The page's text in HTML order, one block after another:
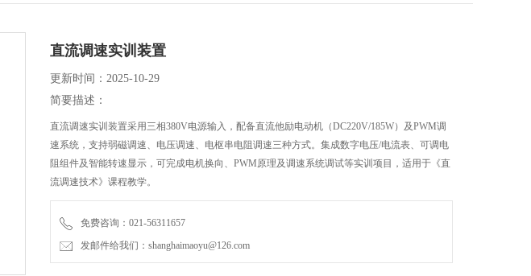
直流调速实训装置
更新时间：2025-10-29
简要描述：
直流调速实训装置采用三相380V电源输入，配备直流他励电动机（DC220V/185W）及PWM调
速系统，支持弱磁调速、电压调速、电枢串电阻调速三种方式。集成数字电压/电流表、可调电
阻组件及智能转速显示，可完成电机换向、PWM原理及调速系统调试等实训项目，适用于《直
流调速技术》课程教学。
免费咨询：021-56311657
发邮件给我们：shanghaimaoyu@126.com